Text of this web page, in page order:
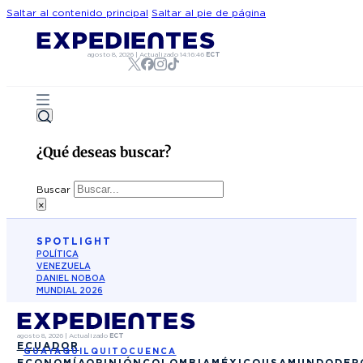
Saltar al contenido principal Saltar al pie de página
agosto 8, 2026 |Actualizado14:16:46 ECT
¿Qué deseas buscar?
Buscar
×
SPOTLIGHT
POLÍTICA
VENEZUELA
DANIEL NOBOA
MUNDIAL 2026
agosto 8, 2026| Actualizado ECT
ECUADOR
GUAYAQUIL QUITO CUENCA